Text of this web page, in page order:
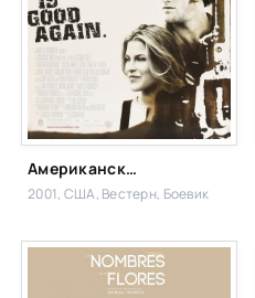
Американские герои
2001, США, Вестерн, Боевик